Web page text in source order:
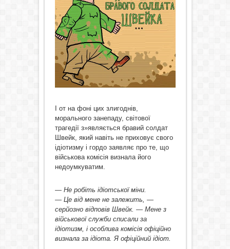
І от на фоні цих злигоднів,
морального занепаду, світової
трагедії з»являється бравий солдат
Швейк, який навіть не приховує свого
ідіотизму і гордо заявляє про те, що
військова комісія визнала його
недоумкуватим.
— Не робіть ідіотської міни.
— Це від мене не залежить, —
серйозно відповів Швейк. — Мене з
військової служби списали за
ідіотизм, і особлива комісія офіційно
визнала за ідіота. Я офіційний ідіот.